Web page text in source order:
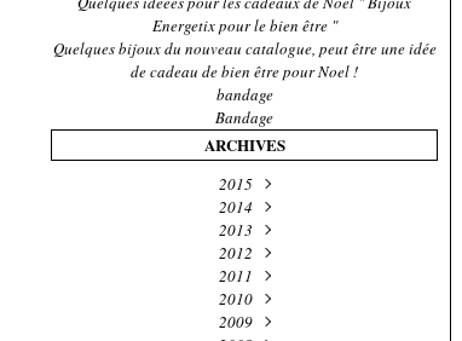
Energetix pour le bien être "
Quelques bijoux du nouveau catalogue, peut être une idée
de cadeau de bien être pour Noel !
bandage
Bandage
ARCHIVES
2015
Novembre
Mai
(1)
2014
Décembre
Novembre
Octobre
Septembre
Avril (1)
2013
Décembre
Octobre
Septembre
Juillet(2)
2012
Décembre
Novembre
Octobre
2011
Décembre
Novembre
2010
Décembre
2009